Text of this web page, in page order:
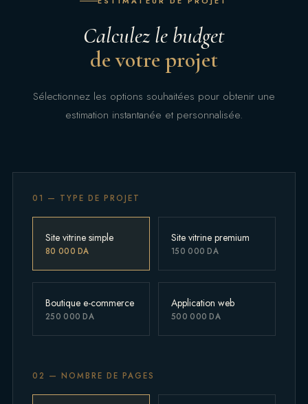
Calculez le budget
de votre projet
Sélectionnez les options souhaitées pour obtenir une
estimation instantanée et personnalisée.
01 — TYPE DE PROJET
Site vitrine simple
80 000 DA
Site vitrine premium
150 000 DA
Boutique e-commerce
250 000 DA
Application web
500 000 DA
02 — NOMBRE DE PAGES